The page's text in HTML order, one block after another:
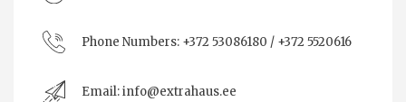
Phone Numbers: +372 53086180 / +372 5520616
Email:info@extrahaus.ee